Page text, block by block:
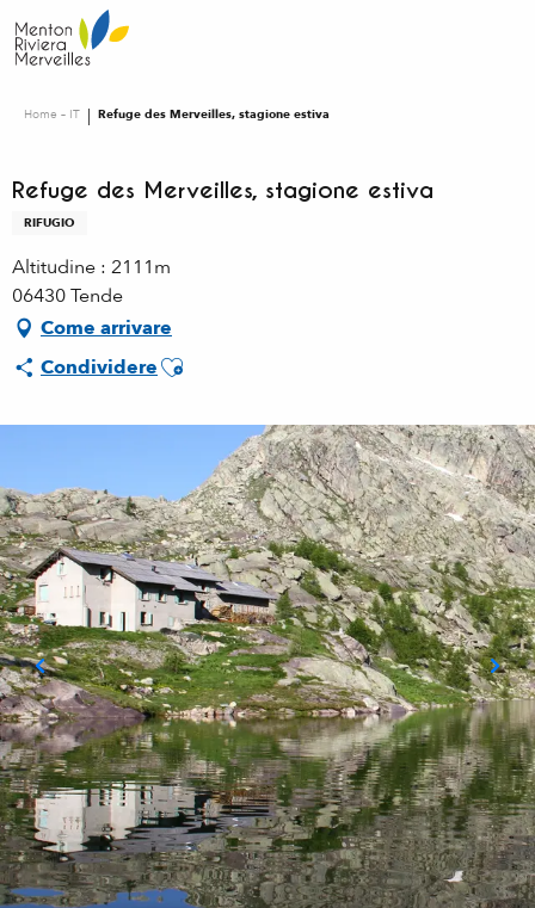
au
contenu
Home – IT Refuge des Merveilles, stagione estiva
Refuge des Merveilles, stagione estiva
RIFUGIO
Altitudine : 2111m
06430 Tende
Come arrivare
CondividereAjouter aux favoris